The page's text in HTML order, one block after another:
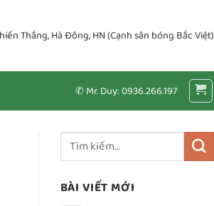
Thắng, Hà Đông, HN (Cạnh sân bóng Bắc Việt)
✆ Mr. Duy: 0936.266.197
BÀI VIẾT MỚI